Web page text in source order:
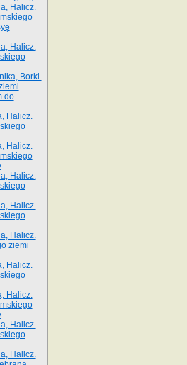
Halicz.
Halicz.
Borki.
do
Halicz.
Halicz.
Halicz.
Halicz.
Halicz.
ziemi
Halicz.
Halicz.
Halicz.
Halicz.